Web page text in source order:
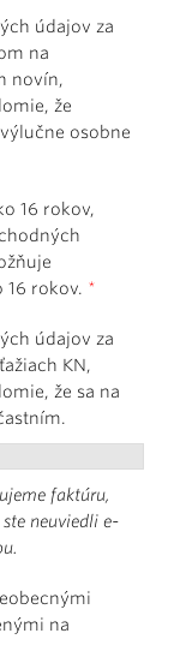
údajov za
na
novín,
že
osobne
16 rokov,
rokov. *
údajov za
KN,
že sa na
faktúru,
neuviedli e-
na